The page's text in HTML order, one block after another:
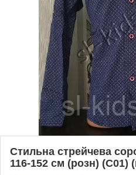
Стильна стрейчева
116-152 см (розн) (С01)